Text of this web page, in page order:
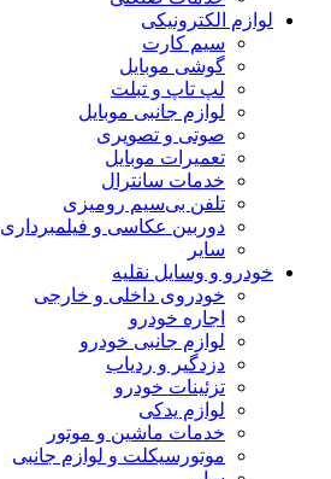
لوازم الکترونیکی
سیم کارت
گوشی موبایل
لپ تاپ و تبلت
لوازم جانبی موبایل
صوتی و تصویری
تعمیرات موبایل
خدمات سانترال
تلفن بی‌سیم رومیزی
دوربین عکاسی و فیلمبرداری
سایر
خودرو و وسایل نقلیه
خودروی داخلی و خارجی
اجاره خودرو
لوازم جانبی خودرو
دزدگیر و ردیاب
تزئینات خودرو
لوازم یدکی
خدمات ماشین و موتور
موتورسیکلت و لوازم جانبی